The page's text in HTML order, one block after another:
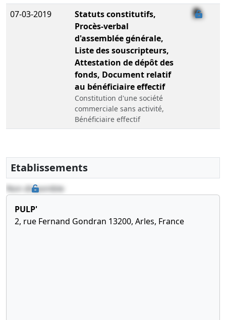
07-03-2019
Statuts constitutifs,
Procès-verbal
d'assemblée générale,
Liste des souscripteurs,
Attestation de dépôt des
fonds, Document relatif
au bénéficiaire effectif
Constitution d'une société
commerciale sans activité,
Bénéficiaire effectif
Etablissements
Non disponible
PULP'
2, rue Fernand Gondran 13200, Arles, France